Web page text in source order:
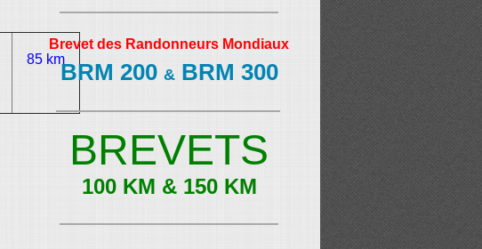
85 km
Brevet des Randonneurs Mondiaux
BRM 200 &BRM 300
BREVETS
100 KM & 150 KM